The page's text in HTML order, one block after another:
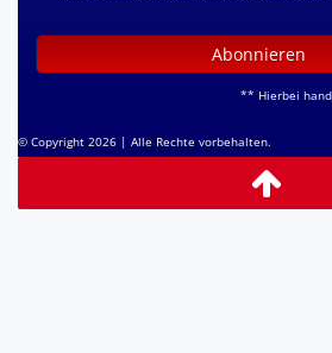
Abonnieren
** Hierbei
© Copyright 2026 | Alle Rechte vorbehalten.